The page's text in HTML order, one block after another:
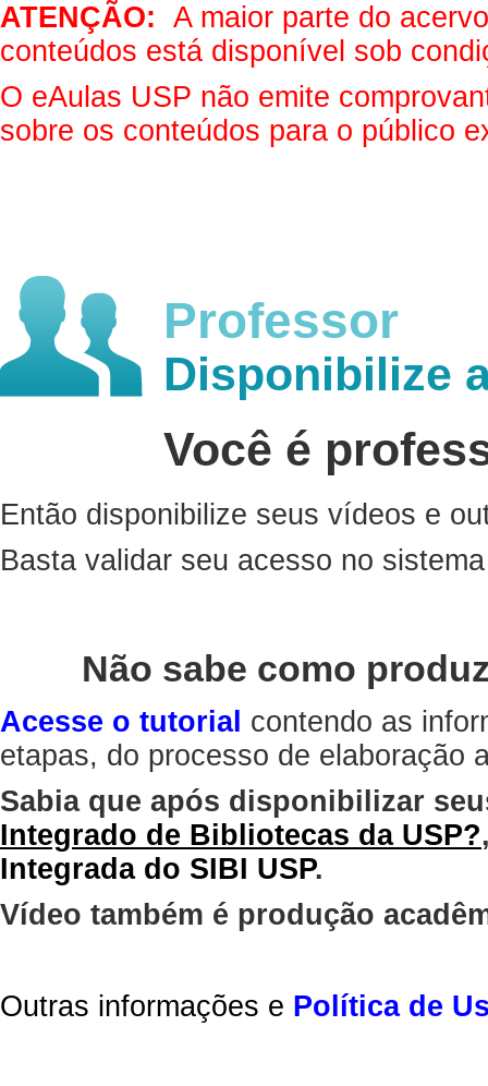
ATENÇÃO: A maior parte do
conteúdos está disponível sob
O eAulas USP não emite
sobre os conteúdos para o público
Professor
Disponibilize
Você é
Então disponibilize seus vídeos e
Basta validar seu acesso no
Não sabe como
Acesse o tutorial contendo as
etapas, do processo de elaboração
Sabia que após disponibilizar
Integrado de Bibliotecas da USP?
Integrada do SIBI USP.
Vídeo também é produção
Outras informações e Política de